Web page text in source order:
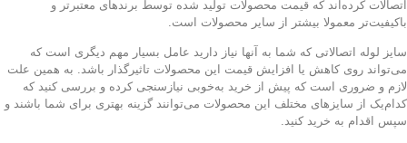
اتصالات کرده‌اند که قیمت محصولات تولید شده توسط برندهای معتبرتر و
باکیفیت‌تر معمولا بیشتر از سایر محصولات است.
سایز لوله اتصالاتی که شما به آنها نیاز دارید عامل بسیار مهم دیگری است که
می‌تواند روی کاهش یا افزایش قیمت این محصولات تاثیرگذار باشد. به همین علت
لازم و ضروری است که پیش از خرید به‌خوبی نیازسنجی کرده و بررسی کنید که
کدام‌یک از سایزهای مختلف این محصولات می‌توانند گزینه بهتری برای شما باشند و
سپس اقدام به خرید کنید.